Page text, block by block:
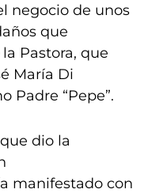
negocio de unos
que
Pastora, que
María Di
Padre “Pepe”.
dio la
manifestado con